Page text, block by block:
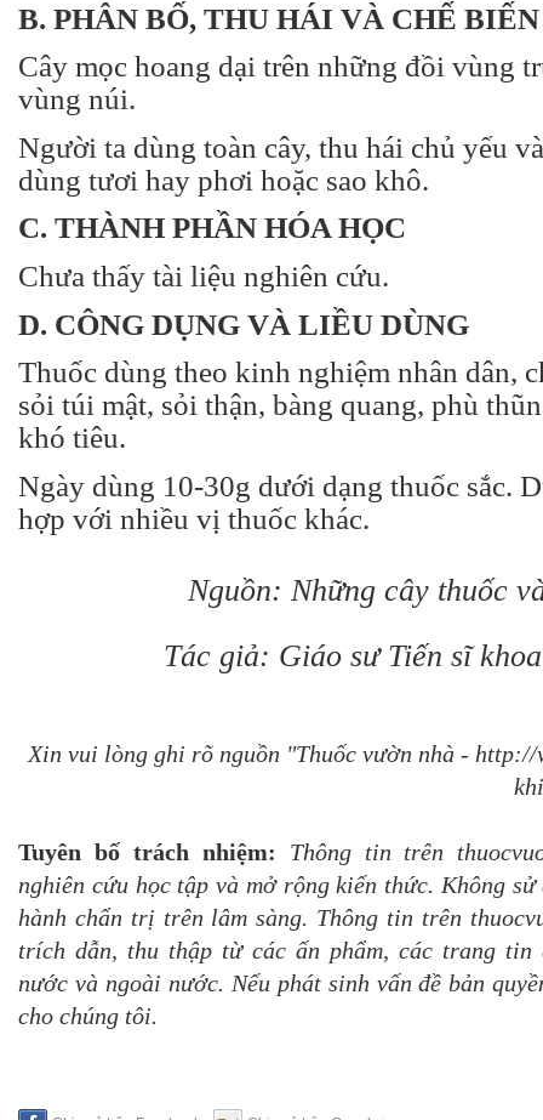
B. PHÂN BỐ, THU HÁI VÀ CHẾ BIẾN
Cây mọc hoang dại trên những đồi vùng
vùng núi.
Người ta dùng toàn cây, thu hái chủ yếu
dùng tươi hay phơi hoặc sao khô.
C. THÀNH PHẦN HÓA HỌC
Chưa thấy tài liệu nghiên cứu.
D. CÔNG DỤNG VÀ LIỀU DÙNG
Thuốc dùng theo kinh nghiệm nhân dân,
sỏi túi mật, sỏi thận, bàng quang, phù
khó tiêu.
Ngày dùng 10-30g dưới dạng thuốc sắc.
hợp với nhiều vị thuốc khác.
Nguồn: Những cây thuốc
Tác giả: Giáo sư Tiến sĩ
Xin vui lòng ghi rõ nguồn "Thuốc vườn nhà - http://
Tuyên bố trách nhiệm:
Thông tin trên
nghiên cứu học tập và mở rộng kiến thức. Không
hành chẩn trị trên lâm sàng. Thông tin trên
trích dẫn, thu thập từ các ấn phẩm, các trang
nước và ngoài nước. Nếu phát sinh vấn đề bản
cho chúng tôi.